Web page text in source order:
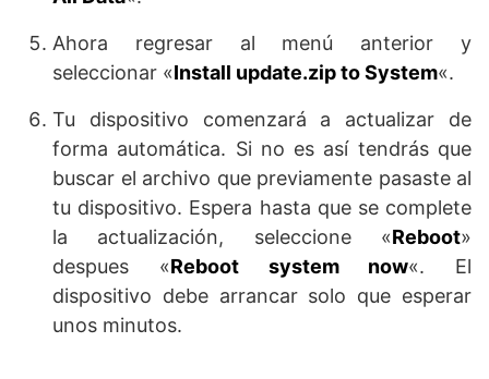
Ahora regresar al menú anterior y
seleccionar «Install update.zip to System«.
Tu dispositivo comenzará a actualizar de
forma automática. Si no es así tendrás que
buscar el archivo que previamente pasaste al
tu dispositivo. Espera hasta que se complete
la actualización, seleccione «Reboot»
despues «Reboot system now«. El
dispositivo debe arrancar solo que esperar
unos minutos.